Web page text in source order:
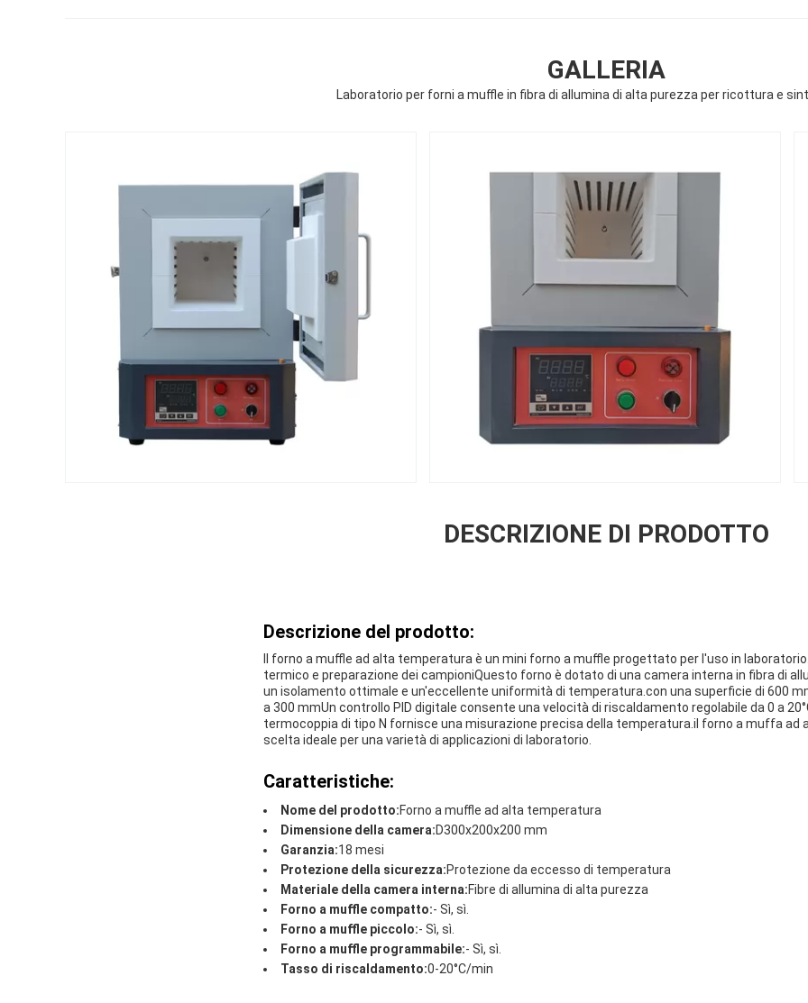
GALLERIA
Laboratorio per forni a muffle in fibra di allumina di alta purezza per ricottura e
DESCRIZIONE DI PRODOTTO
Descrizione del prodotto:
Il forno a muffle ad alta temperatura è un mini forno a muffle progettato per l'uso in
termico e preparazione dei campioniQuesto forno è dotato di una camera interna in fibra di
un isolamento ottimale e un'eccellente uniformità di temperatura.con una superficie di 600
a 300 mmUn controllo PID digitale consente una velocità di riscaldamento regolabile da 0 a
termocoppia di tipo N fornisce una misurazione precisa della temperatura.il forno a muffa ad
scelta ideale per una varietà di applicazioni di laboratorio.
Caratteristiche:
Nome del prodotto:Forno a muffle ad alta temperatura
Dimensione della camera:D300x200x200 mm
Garanzia:18 mesi
Protezione della sicurezza:Protezione da eccesso di temperatura
Materiale della camera interna:Fibre di allumina di alta purezza
Forno a muffle compatto:- Sì, sì.
Forno a muffle piccolo:- Sì, sì.
Forno a muffle programmabile:- Sì, sì.
Tasso di riscaldamento:0-20°C/min